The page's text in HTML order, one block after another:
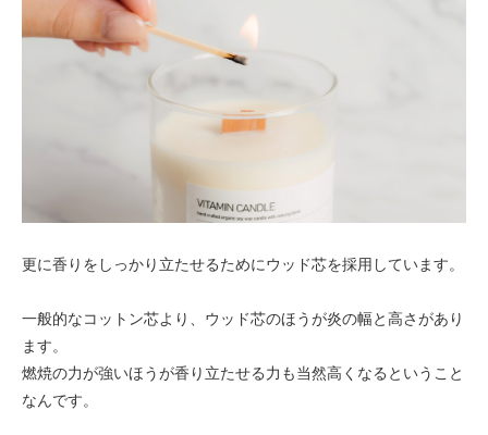
更に香りをしっかり立たせるためにウッド芯を採用しています。
一般的なコットン芯より、ウッド芯のほうが炎の幅と高さがあり
ます。
燃焼の力が強いほうが香り立たせる力も当然高くなるということ
なんです。